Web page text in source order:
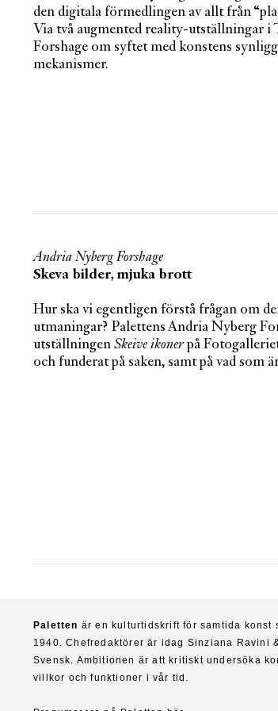
den digitala förmedlingen av allt från
Via två augmented reality-utställningar i
Forshage om syftet med konstens
mekanismer.
Andria Nyberg Forshage
Skeva bilder, mjuka brott
Hur ska vi egentligen förstå frågan om
utmaningar? Palettens Andria Nyberg
utställningen Skeive ikonerpå
och funderat på saken, samt på vad som
Paletten är en kulturtidskrift för samtida konst
1940. Chefredaktörer är idag Sinziana Ravini
Svensk. Ambitionen är att kritiskt undersöka
villkor och funktioner i vår tid.